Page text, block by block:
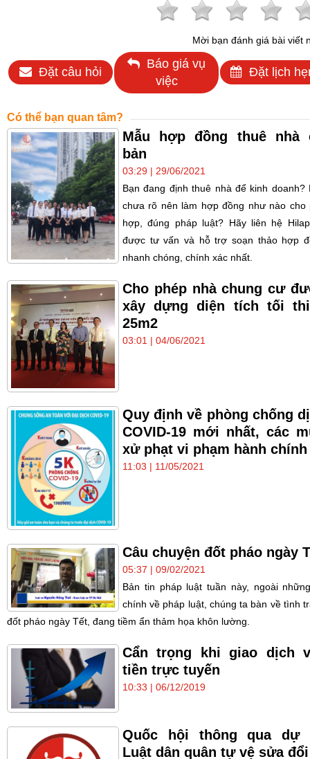
Mời bạn đánh giá bài viết
Đặt câu hỏi
Báo giá vụ
việc
Đặt lịch
Có thể bạn quan tâm?
Mẫu hợp đồng thuê nhà
bản
03:29 | 29/06/2021
Bạn đang định thuê nhà để kinh doanh?
chưa rõ nên làm hợp đồng như nào cho
hợp, đúng pháp luật? Hãy liên hệ
được tư vấn và hỗ trợ soạn thảo hợp
nhanh chóng, chính xác nhất.
Cho phép nhà chung cư
xây dựng diện tích tối
25m2
03:01 | 04/06/2021
Quy định về phòng chống
COVID-19 mới nhất, các
xử phạt vi phạm hành chính
11:03 | 11/05/2021
Câu chuyện đốt pháo ngày
05:37 | 09/02/2021
Bản tin pháp luật tuần này, ngoài
chính về pháp luật, chúng ta bàn về tình
đốt pháo ngày Tết, đang tiềm ẩn thảm họa khôn lường.
Cẩn trọng khi giao dịch
tiền trực tuyến
10:33 | 06/12/2019
Quốc hội thông qua dự
Luật dân quân tự vệ sửa đổi